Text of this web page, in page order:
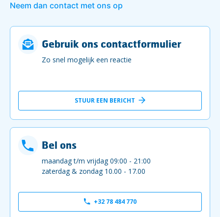
Neem dan contact met ons op
Gebruik ons contactformulier
Zo snel mogelijk een reactie
STUUR EEN BERICHT
Bel ons
maandag t/m vrijdag 09:00 - 21:00
zaterdag & zondag 10.00 - 17.00
+32 78 484 770